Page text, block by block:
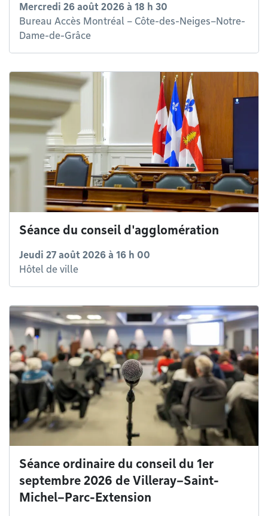
Mercredi 26 août 2026 à 18 h 30
Bureau Accès Montréal – Côte-des-Neiges–Notre-
Dame-de-Grâce
Séance du conseil d'agglomération
Jeudi 27 août 2026 à 16 h 00
Hôtel de ville
Séance ordinaire du conseil du 1er
septembre 2026 de Villeray–Saint-
Michel–Parc-Extension